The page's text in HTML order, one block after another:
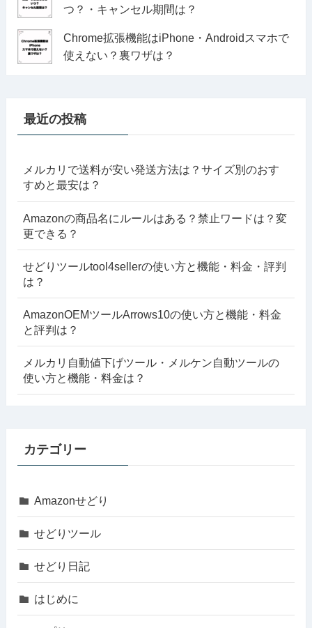
つ？・キャンセル期間は？
Chrome拡張機能はiPhone・Androidスマホで
使えない？裏ワザは？
最近の投稿
メルカリで送料が安い発送方法は？サイズ別のおす
すめと最安は？
Amazonの商品名にルールはある？禁止ワードは？変
更できる？
せどりツールtool4sellerの使い方と機能・料金・評判
は？
AmazonOEMツールArrows10の使い方と機能・料金
と評判は？
メルカリ自動値下げツール・メルケン自動ツールの
使い方と機能・料金は？
カテゴリー
Amazonせどり
せどりツール
せどり日記
はじめに